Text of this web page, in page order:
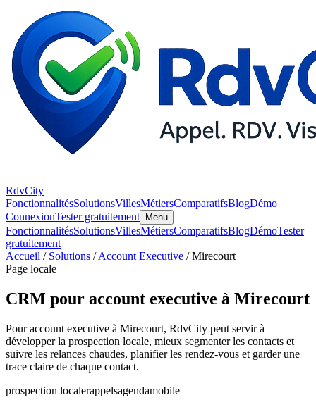
RdvCity
FonctionnalitésSolutionsVillesMétiersComparatifsBlogDémo
ConnexionTester gratuitement Menu
FonctionnalitésSolutionsVillesMétiersComparatifsBlogDémoTester
gratuitement
Accueil / Solutions /Account Executive / Mirecourt
Page locale
CRM pour account executive à Mirecourt
Pour account executive à Mirecourt, RdvCity peut servir à
développer la prospection locale, mieux segmenter les contacts et
suivre les relances chaudes, planifier les rendez-vous et garder une
trace claire de chaque contact.
prospection localerappelsagendamobile